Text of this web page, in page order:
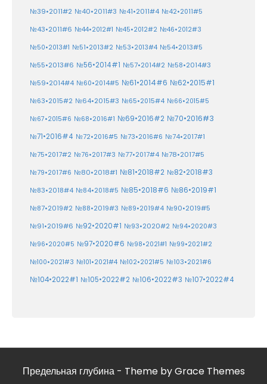
№39•2011#2 №40•2011#3 №41•2011#4 №42•2011#5
№43•2011#6 №44•2012#1 №45•2012#2 №46•2012#3
№50•2013#1 №51•2013#2 №53•2013#4 №54•2013#5
№55•2013#6 №56•2014#1 №57•2014#2 №58•2014#3
№59•2014#4 №60•2014#5 №61•2014#6 №62•2015#1
№63•2015#2 №64•2015#3 №65•2015#4 №66•2015#5
№67•2015#6 №68•2016#1 №69•2016#2 №70•2016#3
№71•2016#4 №72•2016#5 №73•2016#6 №74•2017#1
№75•2017#2 №76•2017#3 №77•2017#4 №78•2017#5
№79•2017#6 №80•2018#1 №81•2018#2 №82•2018#3
№83•2018#4 №84•2018#5 №85•2018#6 №86•2019#1
№87•2019#2 №88•2019#3 №89•2019#4 №90•2019#5
№91•2019#6 №92•2020#1 №93•2020#2 №94•2020#3
№96•2020#5 №97•2020#6 №98•2021#1 №99•2021#2
№100•2021#3 №101•2021#4 №102•2021#5 №103•2021#6
№104•2022#1 №105•2022#2 №106•2022#3 №107•2022#4
Предельная глубина - Theme by Grace Themes